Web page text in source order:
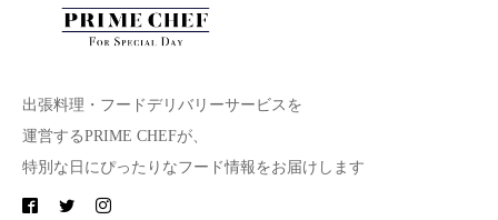
出張料理・フードデリバリーサービスを
運営するPRIME CHEFが、
特別な日にぴったりなフード情報をお届けします